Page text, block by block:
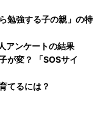
勉強する子の親」の特
アンケートの結果
が変？ 「SOSサイ
てるには？